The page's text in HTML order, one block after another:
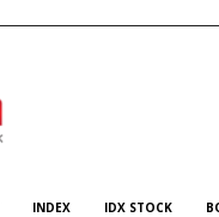
INDEX IDX STOCK